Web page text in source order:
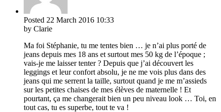
Posted 22 March 2016 10:33
by Clarie
Ma foi Stéphanie, tu me tentes bien … je n’ai plus porté de
jeans depuis mes 18 ans et surtout mes 50 kg de l’époque ;
vais-je me laisser tenter ? Depuis que j’ai découvert les
leggings et leur confort absolu, je ne me vois plus dans des
jeans qui me serrent la taille, surtout quand je me m’assieds
sur les petites chaises de mes élèves de maternelle ! Et
pourtant, ça me changerait bien un peu niveau look … Toi, en
tout cas, tu es superbe, tout te va !